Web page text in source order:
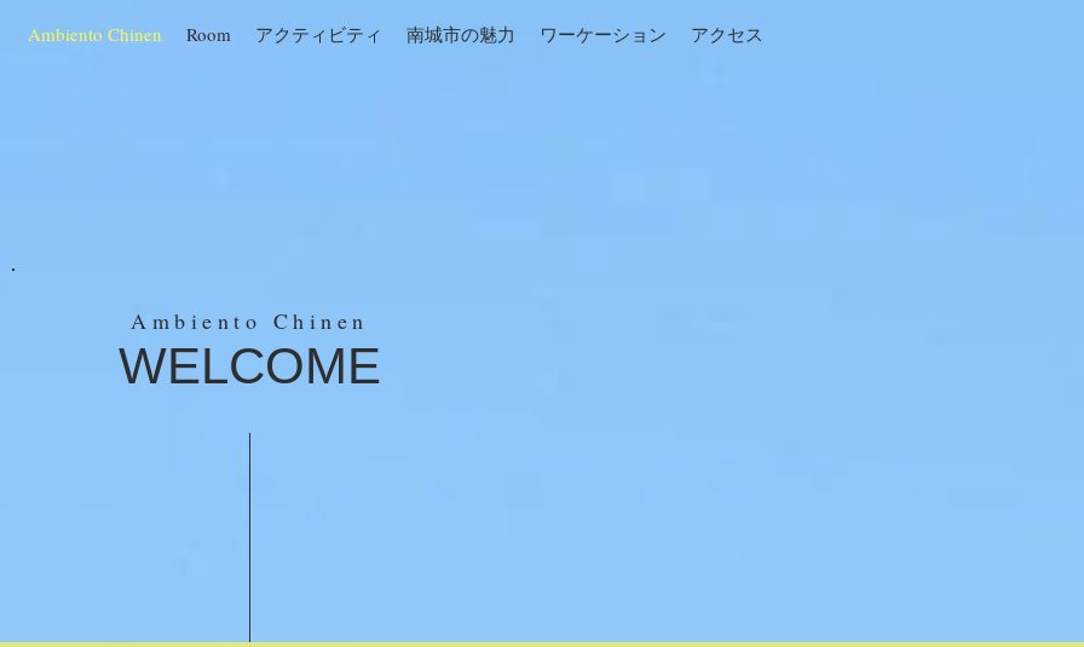
Ambiento Chinen Room アクティビティ 南城市の魅力 ワーケーション アクセス
WELCOME
Ambiento Chinen